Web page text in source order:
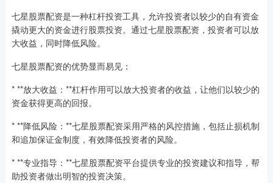
七星股票配资是一种杠杆投资工具，允许投资者以较少的自有资金
撬动更大的资金进行股票投资。通过七星股票配资，投资者可以放
大收益，同时降低风险。
七星股票配资的优势显而易见：
* **放大收益：**杠杆作用可以放大投资者的收益，让他们以较少的
资金获得更高的回报。
* **降低风险：**七星股票配资采用严格的风控措施，包括止损机制
和追加保证金制度，有效降低投资者的风险。
* **专业指导：**七星股票配资平台提供专业的投资建议和指导，帮
助投资者做出明智的投资决策。